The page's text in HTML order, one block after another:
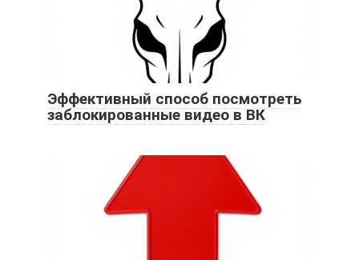
Эффективный способ посмотреть
заблокированные видео в ВК